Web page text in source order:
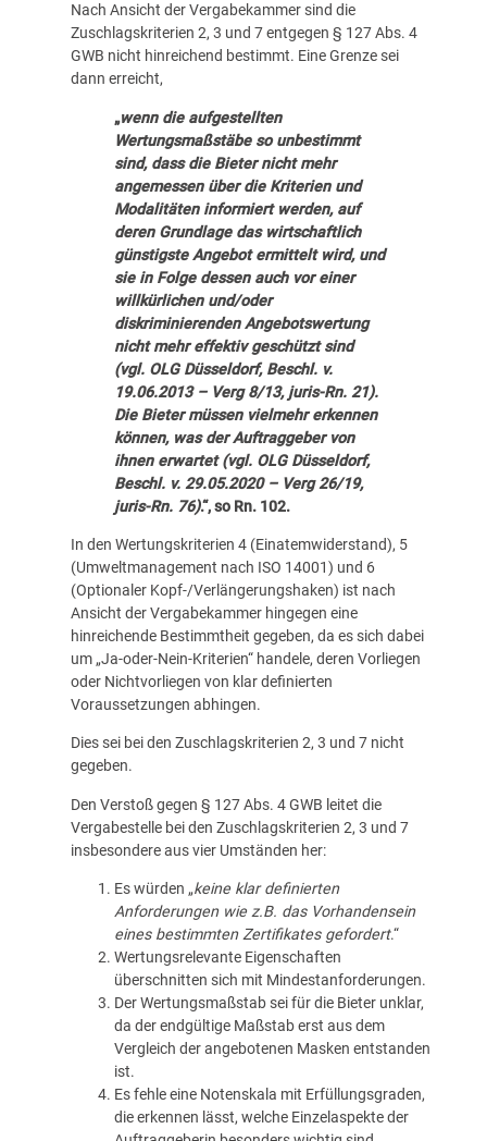
Nach Ansicht der Vergabekammer sind die
Zuschlagskriterien 2, 3 und 7 entgegen § 127 Abs. 4
GWB nicht hinreichend bestimmt. Eine Grenze sei
dann erreicht,
„wenn die aufgestellten
Wertungsmaßstäbe so unbestimmt
sind, dass die Bieter nicht mehr
angemessen über die Kriterien und
Modalitäten informiert werden, auf
deren Grundlage das wirtschaftlich
günstigste Angebot ermittelt wird, und
sie in Folge dessen auch vor einer
willkürlichen und/oder
diskriminierenden Angebotswertung
nicht mehr effektiv geschützt sind
(vgl. OLG Düsseldorf, Beschl. v.
19.06.2013 – Verg 8/13, juris-Rn. 21).
Die Bieter müssen vielmehr erkennen
können, was der Auftraggeber von
ihnen erwartet (vgl. OLG Düsseldorf,
Beschl. v. 29.05.2020 – Verg 26/19,
juris-Rn. 76).“, so Rn. 102.
In den Wertungskriterien 4 (Einatemwiderstand), 5
(Umweltmanagement nach ISO 14001) und 6
(Optionaler Kopf-/Verlängerungshaken) ist nach
Ansicht der Vergabekammer hingegen eine
hinreichende Bestimmtheit gegeben, da es sich dabei
um „Ja-oder-Nein-Kriterien“ handele, deren Vorliegen
oder Nichtvorliegen von klar definierten
Voraussetzungen abhingen.
Dies sei bei den Zuschlagskriterien 2, 3 und 7 nicht
gegeben.
Den Verstoß gegen § 127 Abs. 4 GWB leitet die
Vergabestelle bei den Zuschlagskriterien 2, 3 und 7
insbesondere aus vier Umständen her:
Es würden „keine klar definierten
Anforderungen wie z.B. das Vorhandensein
eines bestimmten Zertifikates gefordert.“
Wertungsrelevante Eigenschaften
überschnitten sich mit Mindestanforderungen.
Der Wertungsmaßstab sei für die Bieter unklar,
da der endgültige Maßstab erst aus dem
Vergleich der angebotenen Masken entstanden
ist.
Es fehle eine Notenskala mit Erfüllungsgraden,
die erkennen lässt, welche Einzelaspekte der